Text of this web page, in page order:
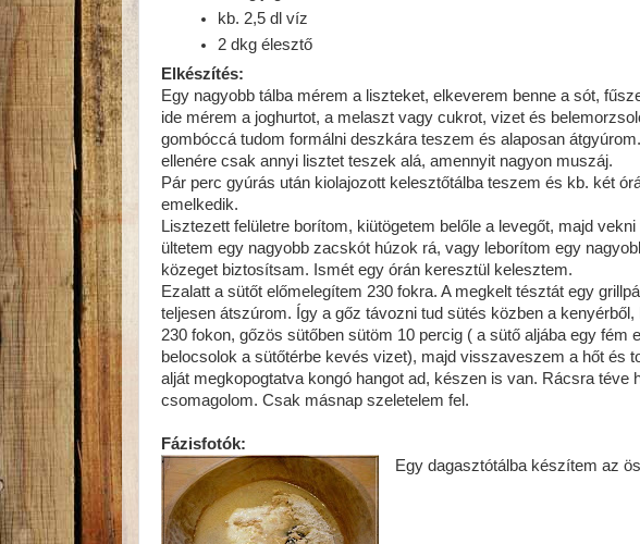
kb. 2,5 dl víz
2 dkg élesztő
Elkészítés:
Egy nagyobb tálba mérem a liszteket, elkeverem benne a sót,
ide mérem a joghurtot, a melaszt vagy cukrot, vizet és
gombóccá tudom formálni deszkára teszem és alaposan
ellenére csak annyi lisztet teszek alá, amennyit nagyon muszáj.
Pár perc gyúrás után kiolajozott kelesztőtálba teszem és kb. két
emelkedik.
Lisztezett felületre borítom, kiütögetem belőle a levegőt, majd
ültetem egy nagyobb zacskót húzok rá, vagy leborítom egy
közeget biztosítsam. Ismét egy órán keresztül kelesztem.
Ezalatt a sütőt előmelegítem 230 fokra. A megkelt tésztát egy
teljesen átszúrom. Így a gőz távozni tud sütés közben a
230 fokon, gőzös sütőben sütöm 10 percig ( a sütő aljába egy
belocsolok a sütőtérbe kevés vizet), majd visszaveszem a hőt és
alját megkopogtatva kongó hangot ad, készen is van. Rácsra téve
csomagolom. Csak másnap szeletelem fel.
Fázisfotók:
Egy dagasztótálba készítem az